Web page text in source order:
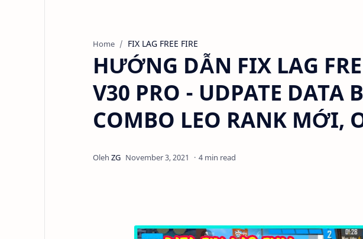
Home FIX LAG FREE FIRE
HƯỚNG DẪN FIX LAG
V30 PRO - UDPATE DATA
COMBO LEO RANK MỚI,
4 min read